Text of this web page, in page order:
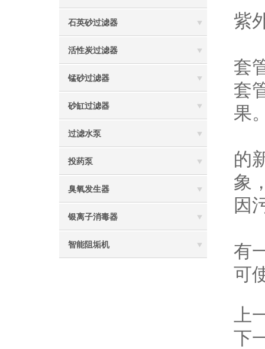
石英砂过滤器
活性炭过滤器
锰砂过滤器
砂缸过滤器
过滤水泵
投药泵
臭氧发生器
银离子消毒器
智能阻垢机
紫
套
套
果
的
象
因
有
可
上
下